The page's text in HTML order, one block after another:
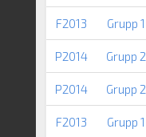
F2013 Grupp 1
P2014 Grupp 2
P2014 Grupp 2
F2013 Grupp 1